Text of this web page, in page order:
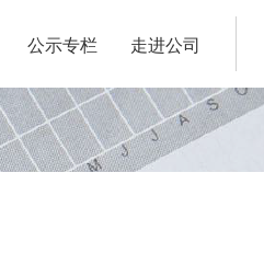
公示专栏 走进公司